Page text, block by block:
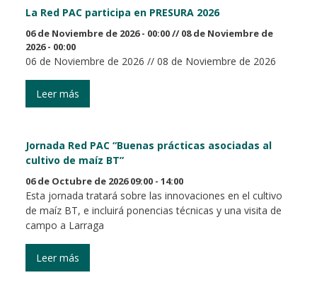
La Red PAC participa en PRESURA 2026
06 de Noviembre de 2026 - 00:00//08 de Noviembre de
2026 - 00:00
06 de Noviembre de 2026 // 08 de Noviembre de 2026
Leer más
Jornada Red PAC “Buenas prácticas asociadas al
cultivo de maíz BT”
06 de Octubre de 2026 09:00 - 14:00
Esta jornada tratará sobre las innovaciones en el cultivo
de maíz BT, e incluirá ponencias técnicas y una visita de
campo a Larraga
Leer más